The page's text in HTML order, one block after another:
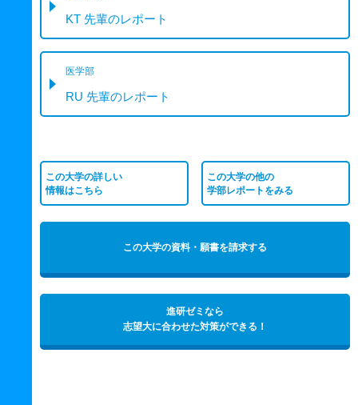
KT 先輩のレポート
医学部
RU 先輩のレポート
この大学の詳しい
情報はこちら
この大学の他の
学部レポートをみる
この大学の資料・願書を請求する
進研ゼミなら
志望大に合わせた対策ができる！